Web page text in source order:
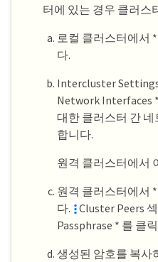
터에 있는 경우 클러스
로컬 클러스터에서
다.
Intercluster
Network Interfaces
대한 클러스터 간
합니다.
원격 클러스터에서
원격 클러스터에서
다.
Cluster Peers
Passphrase * 를 클
생성된 암호를 복사